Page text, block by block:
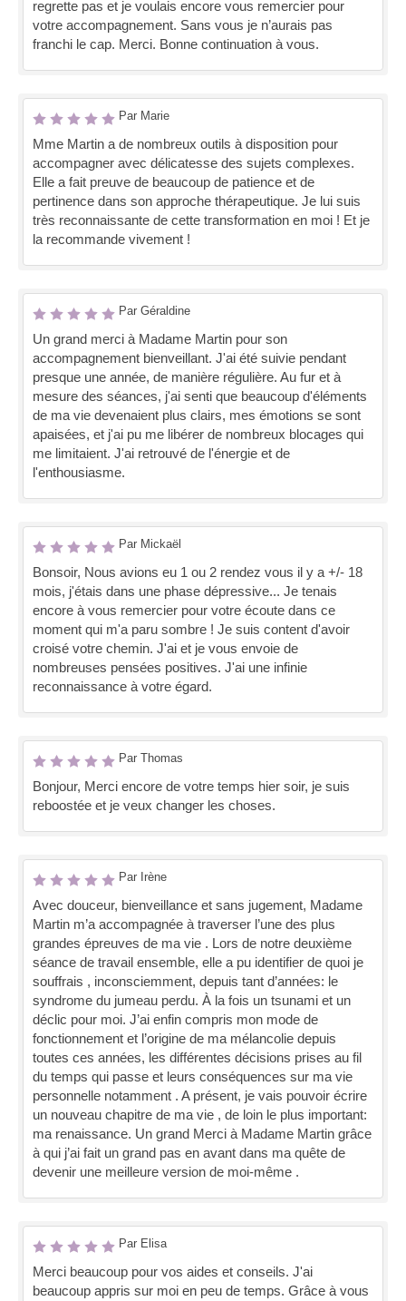
regrette pas et je voulais encore vous remercier pour
votre accompagnement. Sans vous je n’aurais pas
franchi le cap. Merci. Bonne continuation à vous.
Par Marie
Mme Martin a de nombreux outils à disposition pour
accompagner avec délicatesse des sujets complexes.
Elle a fait preuve de beaucoup de patience et de
pertinence dans son approche thérapeutique. Je lui suis
très reconnaissante de cette transformation en moi ! Et je
la recommande vivement !
Par Géraldine
Un grand merci à Madame Martin pour son
accompagnement bienveillant. J'ai été suivie pendant
presque une année, de manière régulière. Au fur et à
mesure des séances, j'ai senti que beaucoup d'éléments
de ma vie devenaient plus clairs, mes émotions se sont
apaisées, et j'ai pu me libérer de nombreux blocages qui
me limitaient. J'ai retrouvé de l'énergie et de
l'enthousiasme.
Par Mickaël
Bonsoir, Nous avions eu 1 ou 2 rendez vous il y a +/- 18
mois, j'étais dans une phase dépressive... Je tenais
encore à vous remercier pour votre écoute dans ce
moment qui m'a paru sombre ! Je suis content d'avoir
croisé votre chemin. J'ai et je vous envoie de
nombreuses pensées positives. J'ai une infinie
reconnaissance à votre égard.
Par Thomas
Bonjour, Merci encore de votre temps hier soir, je suis
reboostée et je veux changer les choses.
Par Irène
Avec douceur, bienveillance et sans jugement, Madame
Martin m’a accompagnée à traverser l’une des plus
grandes épreuves de ma vie . Lors de notre deuxième
séance de travail ensemble, elle a pu identifier de quoi je
souffrais , inconsciemment, depuis tant d’années: le
syndrome du jumeau perdu. À la fois un tsunami et un
déclic pour moi. J’ai enfin compris mon mode de
fonctionnement et l’origine de ma mélancolie depuis
toutes ces années, les différentes décisions prises au fil
du temps qui passe et leurs conséquences sur ma vie
personnelle notamment . A présent, je vais pouvoir écrire
un nouveau chapitre de ma vie , de loin le plus important:
ma renaissance. Un grand Merci à Madame Martin grâce
à qui j’ai fait un grand pas en avant dans ma quête de
devenir une meilleure version de moi-même .
Par Elisa
Merci beaucoup pour vos aides et conseils. J'ai
beaucoup appris sur moi en peu de temps. Grâce à vous